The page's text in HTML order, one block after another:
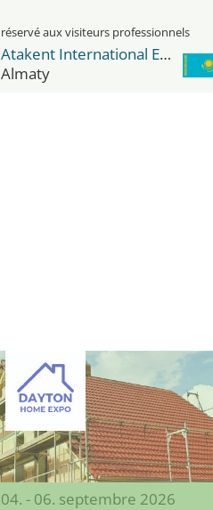
réservé aux visiteurs professionnels
Atakent International Exhibition Centre
Almaty
04. - 06. septembre 2026